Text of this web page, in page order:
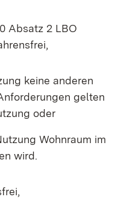
Absatz 2 LBO
keine anderen
gelten
oder
Wohnraum im
wird.